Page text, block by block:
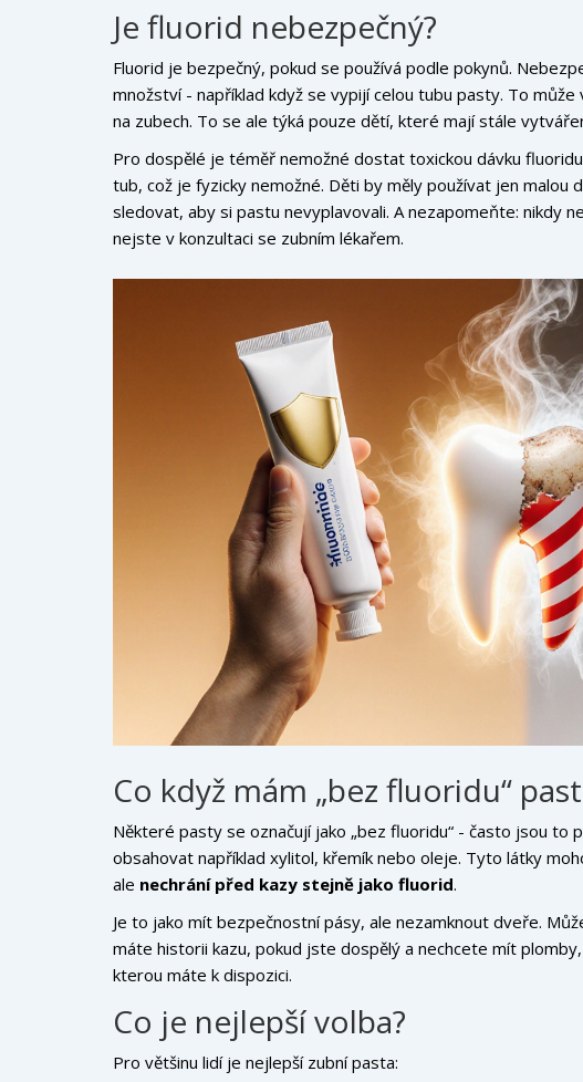
Je fluorid nebezpečný?
Fluorid je bezpečný, pokud se používá podle pokynů.
množství - například když se vypijí celou tubu pasty. To
na zubech. To se ale týká pouze dětí, které mají stále
Pro dospělé je téměř nemožné dostat toxickou dávku
tub, což je fyzicky nemožné. Děti by měly používat jen malou
sledovat, aby si pastu nevyplavovali. A nezapomeňte: nikdy
nejste v konzultaci se zubním lékařem.
Co když mám „bez fluoridu“
Některé pasty se označují jako „bez fluoridu“ - často jsou to
obsahovat například xylitol, křemík nebo oleje. Tyto látky
ale nechrání před kazy stejně jako fluorid.
Je to jako mít bezpečnostní pásy, ale nezamknout dveře.
máte historii kazu, pokud jste dospělý a nechcete mít
kterou máte k dispozici.
Co je nejlepší volba?
Pro většinu lidí je nejlepší zubní pasta: